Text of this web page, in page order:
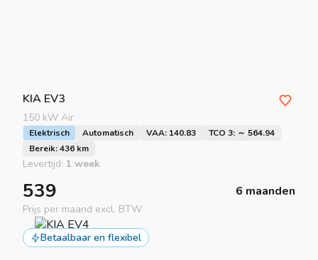
KIA EV3
150 kW Air
Elektrisch Automatisch VAA: 140.83
TCO 3: ～ 564.94
Bereik: 436 km
Levertijd: 1 week
539 6 maanden
Prijs per maand excl. BTW
Betaalbaar en flexibel